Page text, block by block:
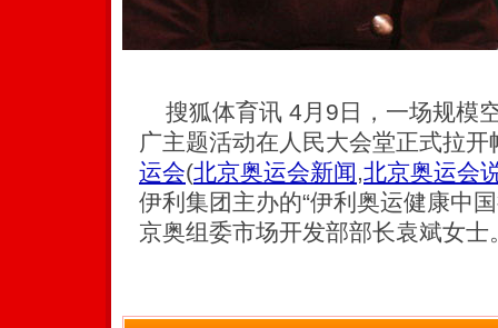
搜狐体育讯 4月9日，一场规模
广主题活动在人民大会堂正式拉
运会(北京奥运会新闻,北京奥运会
伊利集团主办的“伊利奥运健康中
京奥组委市场开发部部长袁斌女士